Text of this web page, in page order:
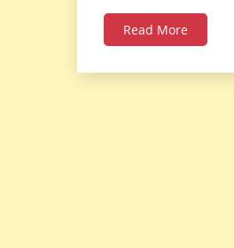
Read More